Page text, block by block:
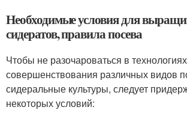
Необходимые условия для
сидератов, правила посева
Чтобы не разочароваться в технологиях
совершенствования различных видов
сидеральные культуры, следует
некоторых условий: